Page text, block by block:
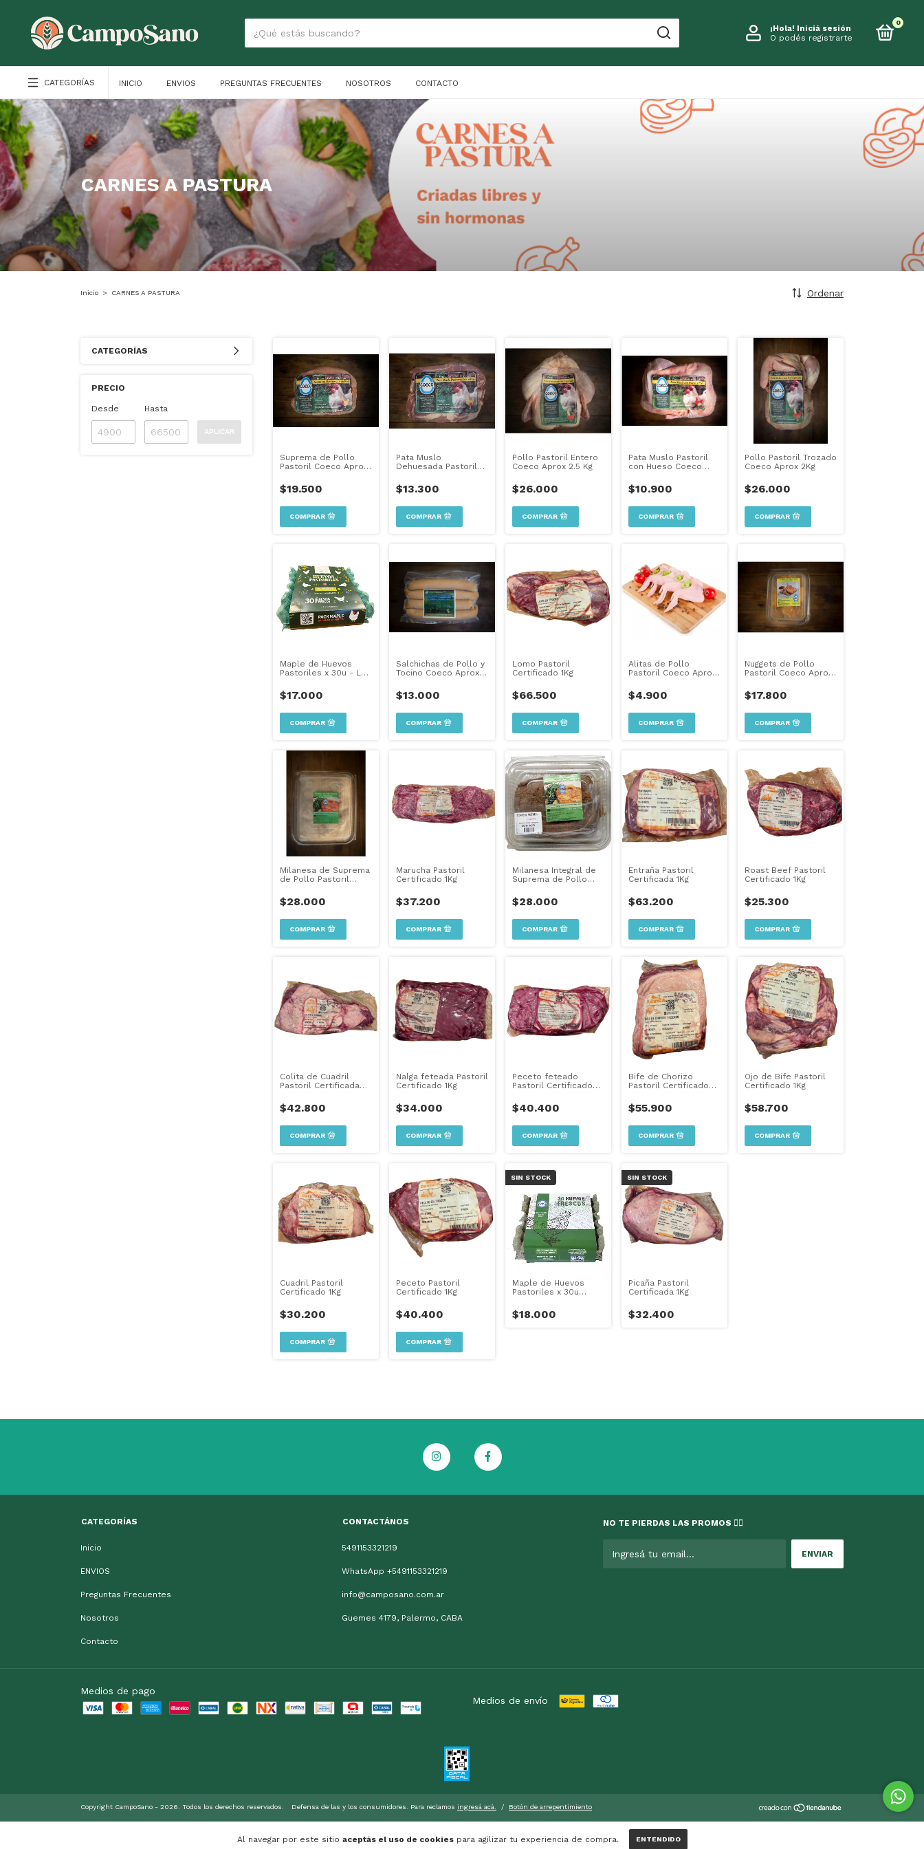
¡Hola! Iniciá sesión
O podés registrarte
0
CATEGORÍAS INICIO ENVIOS PREGUNTAS FRECUENTES NOSOTROS CONTACTO
Al navegar por este sitio aceptás el uso de cookiespara agilizar tu experiencia de compra. ENTENDIDO
CARNES A PASTURA
Inicio > CARNES A PASTURA Ordenar
CATEGORÍAS
PRECIO
Desde Hasta
APLICAR
Suprema de Pollo
Pastoril Coeco Aprox
$19.500
Pata Muslo
Dehuesada Pastoril
$13.300
Pollo Pastoril Entero
Coeco Aprox 2.5 Kg
$26.000
Pata Muslo Pastoril
con Hueso Coeco
$10.900
Pollo Pastoril Trozado
Coeco Aprox 2Kg
$26.000
Maple de Huevos
Pastoriles x 30u - La
CABA)
$17.000
Salchichas de Pollo y
Tocino Coeco Aprox
$13.000
Lomo Pastoril
Certificado 1Kg
$66.500
Alitas de Pollo
Pastoril Coeco Aprox
$4.900
Nuggets de Pollo
Pastoril Coeco Aprox
$17.800
Milanesa de Suprema
de Pollo Pastoril
$28.000
Marucha Pastoril
Certificado 1Kg
$37.200
Milanesa Integral de
Suprema de Pollo
$28.000
Entraña Pastoril
Certificada 1Kg
$63.200
Roast Beef Pastoril
Certificado 1Kg
$25.300
Colita de Cuadril
Pastoril Certificada
$42.800
Nalga feteada Pastoril
Certificado 1Kg
$34.000
Peceto feteado
Pastoril Certificado
$40.400
Bife de Chorizo
Pastoril Certificado
$55.900
Ojo de Bife Pastoril
Certificado 1Kg
$58.700
Cuadril Pastoril
Certificado 1Kg
$30.200
Peceto Pastoril
Certificado 1Kg
$40.400
SIN STOCK
Maple de Huevos
Pastoriles x 30u
Ver costo)
$18.000
SIN STOCK
Picaña Pastoril
Certificada 1Kg
$32.400
CATEGORÍAS
Inicio
ENVIOS
Preguntas Frecuentes
Nosotros
Contacto
CONTACTÁNOS
5491153321219
WhatsApp +5491153321219
info@camposano.com.ar
Guemes 4179, Palermo, CABA
NO TE PIERDAS LAS PROMOS 👇🏻
Medios de pago
Medios de envío
Copyright CampoSano - 2026. Todos los derechos reservados. Defensa de las y los consumidores. Para reclamos ingresá acá. / Botón de arrepentimiento